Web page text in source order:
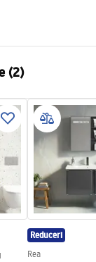
Ceramică
440 mm
700
470mm
(2)
asamblare
Reduceri
Rea